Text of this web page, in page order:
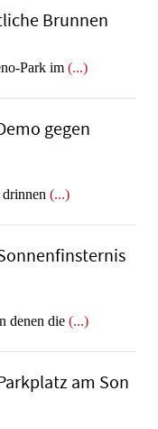
Brunnen
Park im (...)
gegen
(...)
denen die (...)
am Son